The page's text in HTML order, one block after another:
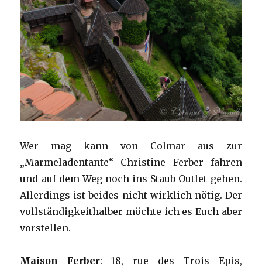
Wer mag kann von Colmar aus zur
„Marmeladentante“ Christine Ferber fahren
und auf dem Weg noch ins Staub Outlet gehen.
Allerdings ist beides nicht wirklich nötig. Der
vollständigkeithalber möchte ich es Euch aber
vorstellen.
Maison Ferber: 18, rue des Trois Epis,